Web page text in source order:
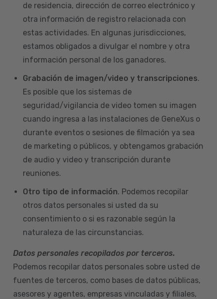
de residencia, dirección de correo electrónico y
otra información de registro relacionada con
estas actividades. En algunas jurisdicciones,
estamos obligados a divulgar el nombre y otra
información personal de los ganadores.
Grabación de imagen/video y transcripciones.
Es posible que los sistemas de
seguridad/vigilancia de video tomen su imagen
cuando ingresa a las instalaciones de GeneXus o
durante eventos o sesiones de filmación ya sea
de marketing o públicos, y obtengamos grabación
de audio y video y transcripción durante
reuniones.
Otro tipo de información. Podemos recopilar
otros datos personales si usted da su
consentimiento o si es razonable según la
naturaleza de las circunstancias.
Datos personales recopilados por terceros.
Podemos recopilar datos personales sobre usted de
fuentes de terceros, como bases de datos públicas,
asesores y agentes, empresas vinculadas y filiales,